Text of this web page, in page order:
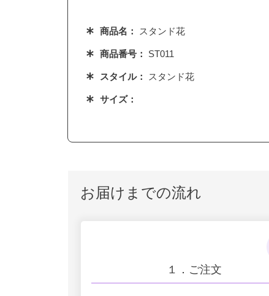
商品名： スタンド花
商品番号： ST011
スタイル： スタンド花
サイズ：
お届けまでの流れ
１．ご注文